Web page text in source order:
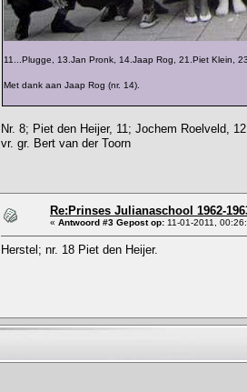
11...Plugge, 13.Jan Pronk, 14.Jaap Rog, 21.Piet Klein,
Met dank aan Jaap Rog (nr. 14).
Nr. 8; Piet den Heijer, 11; Jochem Roelveld,
vr. gr. Bert van der Toorn
Re:Prinses Julianaschool 1962-
« Antwoord #3 Gepost op: 11-01-2011,
Herstel; nr. 18 Piet den Heijer.